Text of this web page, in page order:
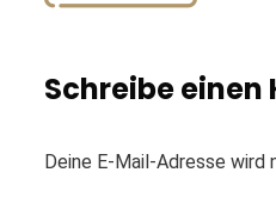
Schreibe
Deine E-Mail-Adresse